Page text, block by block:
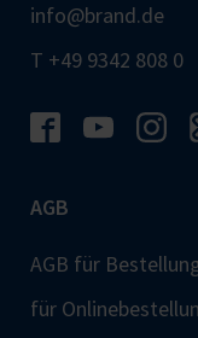
info@brand.de
T +49 9342 808 0
AGB
AGB für
für